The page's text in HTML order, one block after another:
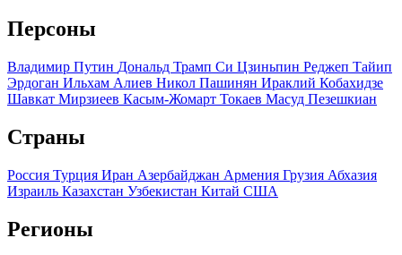
Персоны
Владимир Путин Дональд Трамп Си Цзиньпин Реджеп Тайип
Эрдоган Ильхам Алиев Никол Пашинян Ираклий Кобахидзе
Шавкат Мирзиеев Касым-Жомарт Токаев Масуд Пезешкиан
Страны
Россия Турция Иран Азербайджан Армения Грузия Абхазия
Израиль Казахстан Узбекистан Китай США
Регионы